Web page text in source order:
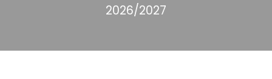
2026/2027